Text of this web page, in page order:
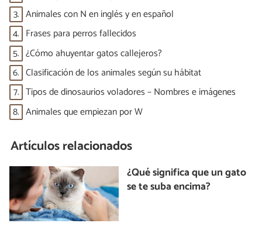
3. Animales con N en inglés y en español
4. Frases para perros fallecidos
5. ¿Cómo ahuyentar gatos callejeros?
6. Clasificación de los animales según su hábitat
7. Tipos de dinosaurios voladores – Nombres e imágenes
8. Animales que empiezan por W
Artículos relacionados
¿Qué significa que un gato
se te suba encima?